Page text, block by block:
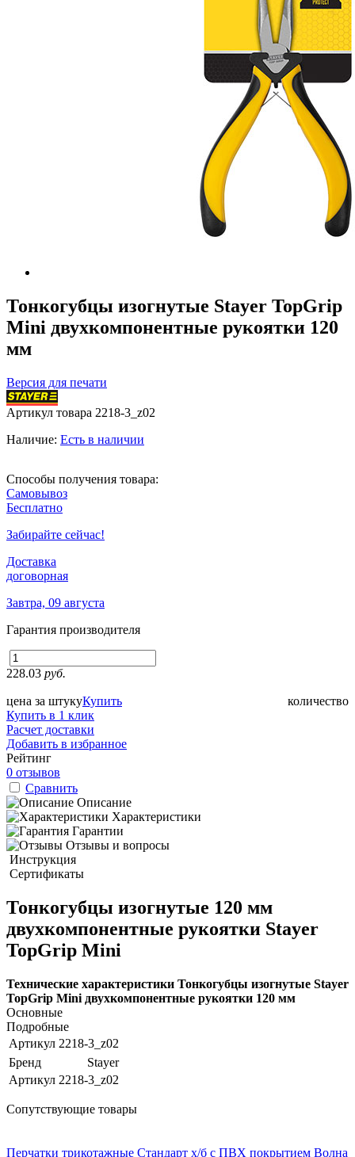
Тонкогубцы изогнутые Stayer TopGrip
Mini двухкомпонентные рукоятки 120
мм
Версия для печати
Артикул товара 2218-3_z02
Наличие: Есть в наличии
Способы получения товара:
Самовывоз
Бесплатно
Забирайте сейчас!
Доставка
договорная
Завтра, 09 августа
Гарантия производителя
228.03 руб.
цена за штуку количество
Купить
Купить в 1 клик
Расчет доставки
Добавить в избранное
Рейтинг
0 отзывов
Сравнить
Описание
Характеристики
Гарантии
Отзывы и вопросы
Инструкция
Сертификаты
Тонкогубцы изогнутые 120 мм
двухкомпонентные рукоятки Stayer
TopGrip Mini
Технические характеристики Тонкогубцы изогнутые Stayer
TopGrip Mini двухкомпонентные рукоятки 120 мм
Основные
Подробные
Артикул 2218-3_z02
Бренд
Stayer
Артикул 2218-3_z02
Сопутствующие товары
Перчатки трикотажные Стандарт х/б с ПВХ покрытием Волна